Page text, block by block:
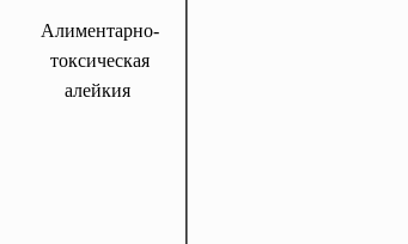
Алиментарно-
токсическая
алейкия